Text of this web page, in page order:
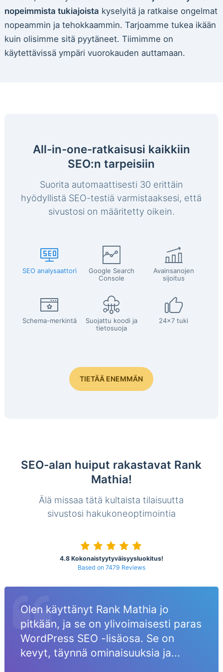
nopeimmista tukiajoista kyselyitä ja ratkaise ongelmat
nopeammin ja tehokkaammin. Tarjoamme tukea ikään
kuin olisimme sitä pyytäneet. Tiimimme on
käytettävissä ympäri vuorokauden auttamaan.
All-in-one-ratkaisusi kaikkiin
SEO:n tarpeisiin
Suorita automaattisesti 30 erittäin
hyödyllistä SEO-testiä varmistaaksesi, että
sivustosi on määritetty oikein.
SEO analysaattori
Google Search
Console
Avainsanojen
sijoitus
Schema-merkintä
Suojattu koodi ja
tietosuoja
24x7 tuki
TIETÄÄ ENEMMÄN
SEO-alan huiput rakastavat Rank
Mathia!
Älä missaa tätä kultaista tilaisuutta
sivustosi hakukoneoptimointia
4.8 Kokonaistyytyväisyysluokitus!
Based on 7479 Reviews
Olen käyttänyt Rank Mathia jo
pitkään, ja se on ylivoimaisesti paras
WordPress SEO -lisäosa. Se on
kevyt, täynnä ominaisuuksia ja...